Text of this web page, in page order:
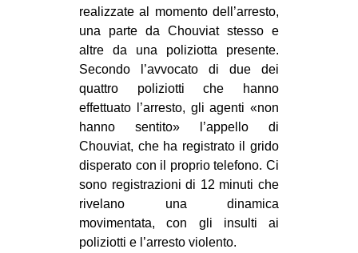
ARTE
CINEMA
MANIFESTI
MUSICA
RECENSIONI
INTERNAZIONALE
AFRICA
AMERICHE
realizzate al momento dell’arresto,
una parte da Chouviat stesso e
altre da una poliziotta presente.
Secondo l’avvocato di due dei
quattro poliziotti che hanno
effettuato l’arresto, gli agenti «non
hanno sentito» l’appello di
Chouviat, che ha registrato il grido
disperato con il proprio telefono. Ci
sono registrazioni di 12 minuti che
rivelano una dinamica
movimentata, con gli insulti ai
poliziotti e l’arresto violento.